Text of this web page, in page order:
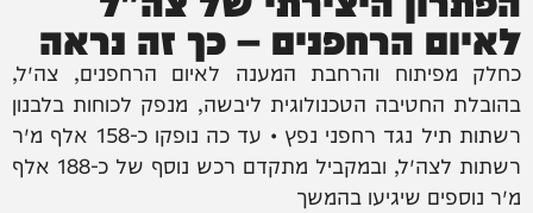
לאיום הרחפנים – כך זה נראה
כחלק מפיתוח והרחבת המענה לאיום הרחפנים, צה״ל,
בהובלת החטיבה הטכנולוגית ליבשה, מנפק לכוחות בלבנון
רשתות תיל נגד רחפני נפץ • עד כה נופקו כ-158 אלף מ״ר
רשתות לצה״ל, ובמקביל מתקדם רכש נוסף של כ-188 אלף
מ״ר נוספים שיגיעו בהמשך